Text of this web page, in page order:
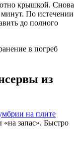
крышкой. Снова
минут. По истечении
до полного
в погреб
из
запас». Быстро